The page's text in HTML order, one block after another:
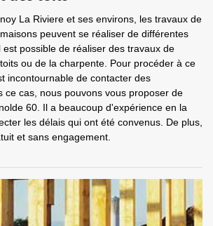
La Riviere et ses environs, les travaux de
peuvent se réaliser de différentes
est possible de réaliser des travaux de
ou de la charpente. Pour procéder à ce
incontournable de contacter des
ce cas, nous pouvons vous proposer de
60. Il a beaucoup d'expérience en la
les délais qui ont été convenus. De plus,
et sans engagement.